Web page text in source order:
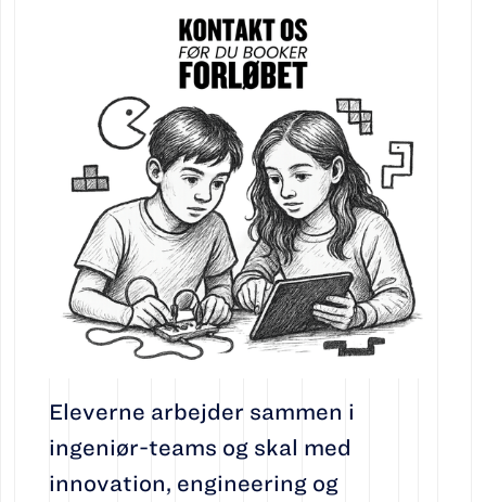
Eleverne arbejder sammen i
ingeniør-teams og skal med
innovation, engineering og